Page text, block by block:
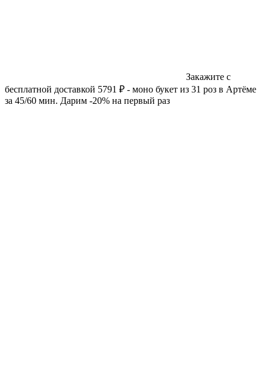
Закажите с
бесплатной доставкой 5791 ₽ - моно букет из 31 роз в Артёме
за 45/60 мин. Дарим -20% на первый раз